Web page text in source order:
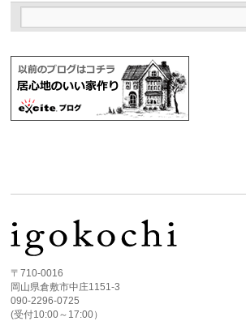
〒710-0016
岡山県倉敷市中庄1151-3
090-2296-0725
(受付10:00～17:00）